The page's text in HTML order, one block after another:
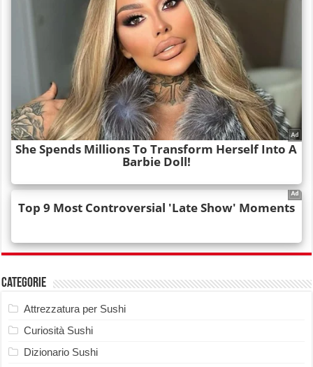
Categorie
Attrezzatura per Sushi
Curiosità Sushi
Dizionario Sushi